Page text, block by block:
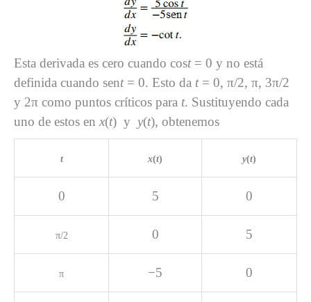
Esta derivada es cero cuando cost= 0 y no está
definida cuando sent= 0. Esto da t= 0, π/2, π, 3π/2
y 2π como puntos críticos para t. Sustituyendo cada
uno de estos en x(t) y y(t), obtenemos
t x(t) y(t)
0 5 0
π/2 0 5
π −5 0